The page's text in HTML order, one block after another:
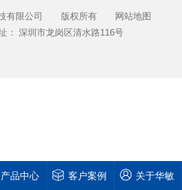
技有限公司 版权所有 网站地图
： 深圳市龙岗区清水路116号
产品中心 客户案例 关于华敏